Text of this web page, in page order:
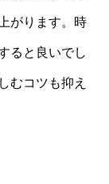
がります。時
ると良いでし
むコツも抑え